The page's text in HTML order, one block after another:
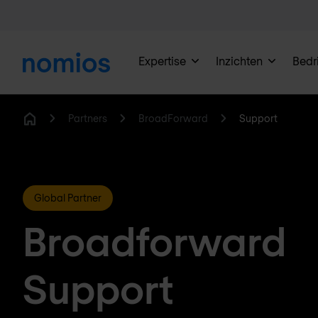
Expertise Inzichten
Partners BroadForward Support
Global Partner
Broadforward
Support